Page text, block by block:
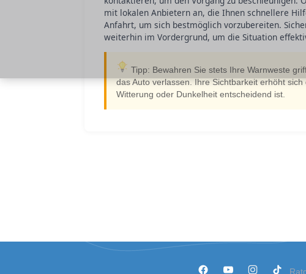
mit lokalen Anbietern an, die Ihnen schnellere
Anfahrt, um sich bestmöglich vorzubereiten.
weiterhin im Vordergrund, um die Situation
Tipp: Bewahren Sie stets Ihre Warnweste
das Auto verlassen. Ihre Sichtbarkeit erhöht
Witterung oder Dunkelheit entscheidend ist.